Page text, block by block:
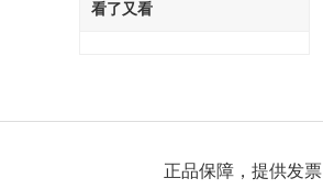
看了又看
正品保障，提供发票